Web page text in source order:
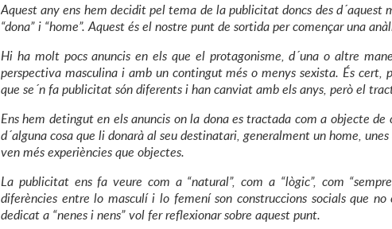
Aquest any ens hem decidit pel tema de la publicitat doncs des d´aquest
“dona” i “home”. Aquest és el nostre punt de sortida per començar una
Hi ha molt pocs anuncis en els que el protagonisme, d´una o altre
perspectiva masculina i amb un contingut més o menys sexista. És
que se´n fa publicitat són diferents i han canviat amb els anys, però el
Ens hem detingut en els anuncis on la dona es tractada com a objecte
d´alguna cosa que li donarà al seu destinatari, generalment un home,
ven més experiències que objectes.
La publicitat ens fa veure com a “natural”, com a “lògic”, com
diferències entre lo masculí i lo femení son construccions socials que
dedicat a “nenes i nens” vol fer reflexionar sobre aquest punt.